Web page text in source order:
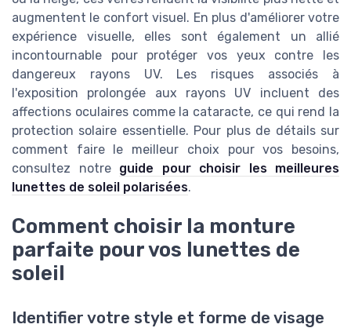
augmentent le confort visuel. En plus d'améliorer votre
expérience visuelle, elles sont également un allié
incontournable pour protéger vos yeux contre les
dangereux rayons UV. Les risques associés à
l'exposition prolongée aux rayons UV incluent des
affections oculaires comme la cataracte, ce qui rend la
protection solaire essentielle. Pour plus de détails sur
comment faire le meilleur choix pour vos besoins,
consultez notre guide pour choisir les meilleures
lunettes de soleil polarisées.
Comment choisir la monture
parfaite pour vos lunettes de
soleil
Identifier votre style et forme de visage